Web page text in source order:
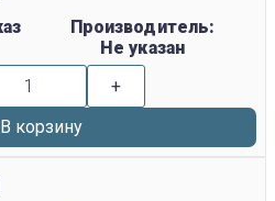
Производитель:
Не указан
+
В корзину